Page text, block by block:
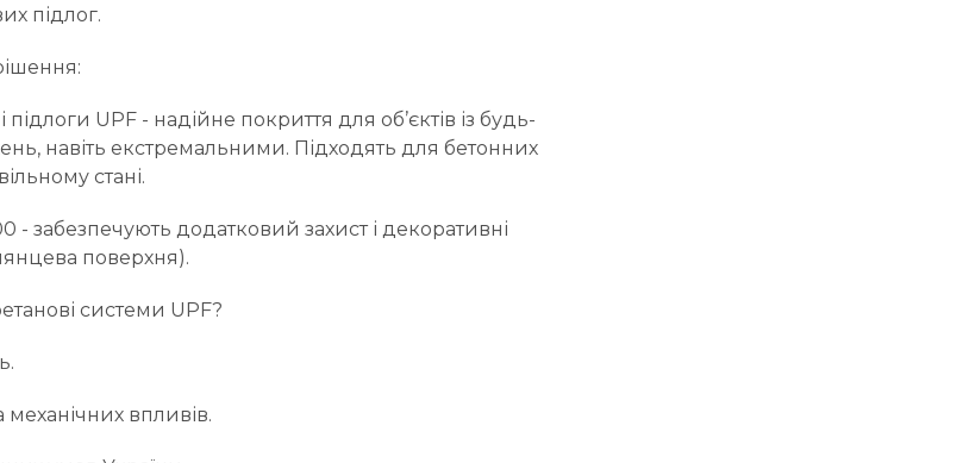
підлог.
UPF - надійне покриття для об’єктів із будь-
навіть екстремальними. Підходять для бетонних
стані.
- забезпечують додатковий захист і декоративні
поверхня).
системи UPF?
механічних впливів.